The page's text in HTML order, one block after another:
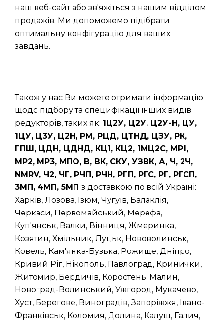
наш веб-сайт або зв'яжіться з нашим відділом
продажів. Ми допоможемо підібрати
оптимальну конфігурацію для ваших
завдань.
Також у нас Ви можете отримати інформацію
щодо підбору та специфікації інших видів
редукторів, таких як: 1Ц2У, Ц2У, Ц2У-Н, ЦУ,
1ЦУ, Ц3У, Ц2Н, РМ, РЦД, ЦТНД, ЦЗУ, РК,
ГПШ, ЦДН, ЦДНД, КЦ1, КЦ2, 1МЦ2С, МР1,
МР2, МР3, МПО, В, ВК, СКУ, УЗВК, А, Ч, 2Ч,
NMRV, Ч2, ЧГ, РЧП, РЧН, РГП, РГС, РГ, РГСП,
3МП, 4МП, 5МП з доставкою по всій Україні:
Харків, Лозова, Ізюм, Чугуїв, Балаклія,
Черкаси, Первомайський, Мерефа,
Куп'янськ, Валки, Вінниця, Жмеринка,
Козятин, Хмільник, Луцьк, Нововолинськ,
Ковель, Кам'янка-Бузька, Рожище, Дніпро,
Кривий Ріг, Нікополь, Павлоград, Кринички,
Житомир, Бердичів, Коростень, Малин,
Новоград-Волинський, Ужгород, Мукачево,
Хуст, Берегове, Виноградів, Запоріжжя, Івано-
Франківськ, Коломия, Долина, Калуш, Галич,